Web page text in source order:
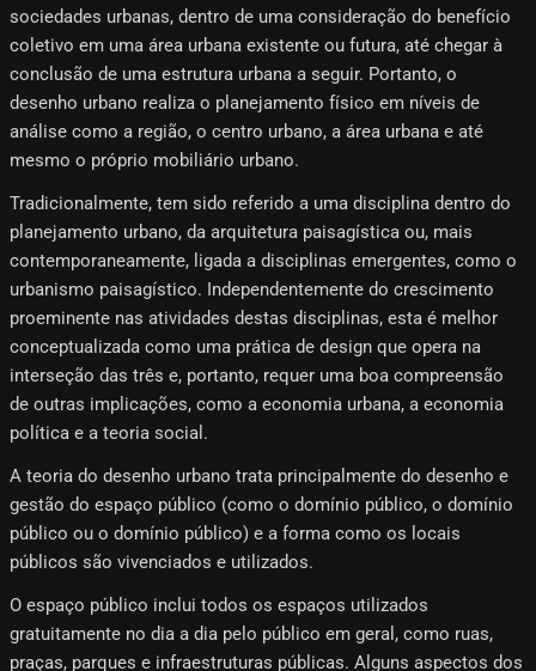
sociedades urbanas, dentro de uma consideração do benefício
coletivo em uma área urbana existente ou futura, até chegar à
conclusão de uma estrutura urbana a seguir. Portanto, o
desenho urbano realiza o planejamento físico em níveis de
análise como a região, o centro urbano, a área urbana e até
mesmo o próprio mobiliário urbano.
Tradicionalmente, tem sido referido a uma disciplina dentro do
planejamento urbano, da arquitetura paisagística ou, mais
contemporaneamente, ligada a disciplinas emergentes, como o
urbanismo paisagístico. Independentemente do crescimento
proeminente nas atividades destas disciplinas, esta é melhor
conceptualizada como uma prática de design que opera na
interseção das três e, portanto, requer uma boa compreensão
de outras implicações, como a economia urbana, a economia
política e a teoria social.
A teoria do desenho urbano trata principalmente do desenho e
gestão do espaço público (como o domínio público, o domínio
público ou o domínio público) e a forma como os locais
públicos são vivenciados e utilizados.
O espaço público inclui todos os espaços utilizados
gratuitamente no dia a dia pelo público em geral, como ruas,
praças, parques e infraestruturas públicas. Alguns aspectos dos